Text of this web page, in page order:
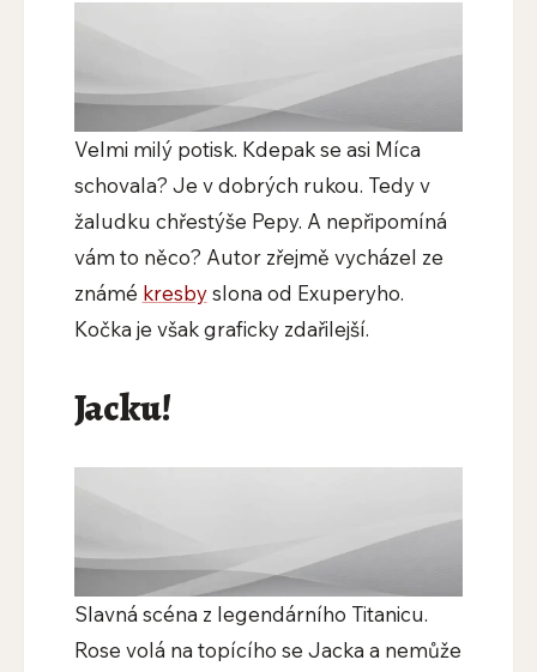
Velmi milý potisk. Kdepak se asi Míca
schovala? Je v dobrých rukou. Tedy v
žaludku chřestýše Pepy. A nepřipomíná
vám to něco? Autor zřejmě vycházel ze
známé kresbyslona od Exuperyho.
Kočka je však graficky zdařilejší.
Jacku!
Slavná scéna z legendárního Titanicu.
Rose volá na topícího se Jacka a nemůže